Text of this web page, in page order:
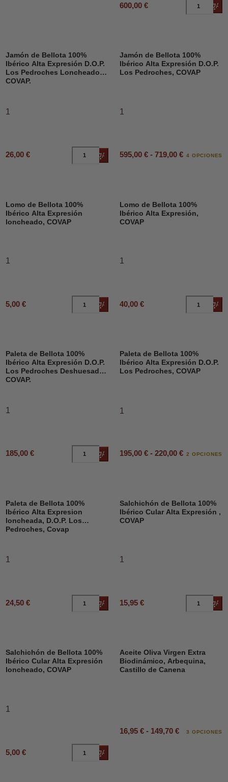
600,00 €
Jamón de Bellota 100%
Ibérico Alta Expresión D.O.P.
Los Pedroches Loncheado,
COVAP.
1
26,00 € Añadir al carrito
Jamón de Bellota 100%
Ibérico Alta Expresión D.O.P.
Los Pedroches, COVAP
1
595,00 € - 719,00 € 4 OPCIONES
Lomo de Bellota 100%
Ibérico Alta Expresión
loncheado, COVAP
1
5,00 € Añadir al carrito
Lomo de Bellota 100%
Ibérico Alta Expresión,
COVAP
1
40,00 €
Paleta de Bellota 100%
Ibérico Alta Expresión D.O.P.
Los Pedroches Deshuesado,
COVAP.
1
185,00 € Añadir al carrito
Paleta de Bellota 100%
Ibérico Alta Expresión D.O.P.
Los Pedroches, COVAP
1
195,00 € - 220,00 € 2 OPCIONES
Paleta de Bellota 100%
Ibérico Alta Expresion
loncheada, D.O.P. Los
Pedroches, Covap
1
24,50 € Añadir al carrito
Salchichón de Bellota 100%
Ibérico Cular Alta Expresión ,
COVAP
1
15,95 €
Salchichón de Bellota 100%
Ibérico Cular Alta Expresión
loncheado, COVAP
1
5,00 € Añadir al carrito
DESCUENTO
Aceite Oliva Virgen Extra
Biodinámico, Arbequina,
Castillo de Canena
16,95 € - 149,70 € 3 OPCIONES